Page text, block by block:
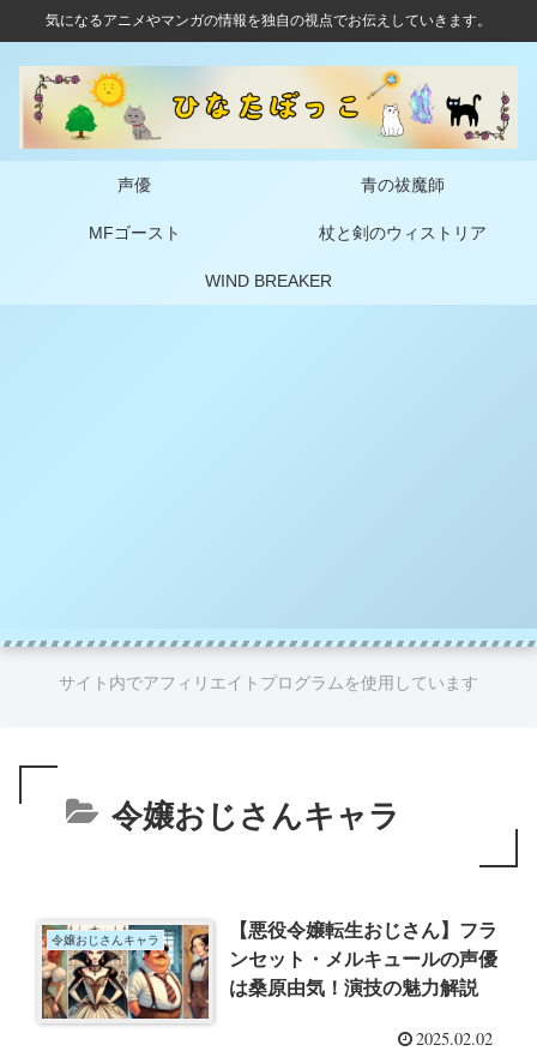
気になるアニメやマンガの情報を独自の視点でお伝えしていきます。
声優 青の祓魔師
MFゴースト 杖と剣のウィストリア
WIND BREAKER
サイト内でアフィリエイトプログラムを使用しています
令嬢おじさんキャラ
令嬢おじさんキャラ
【悪役令嬢転生おじさん】フラ
ンセット・メルキュールの声優
は桑原由気！演技の魅力解説
2025.02.02